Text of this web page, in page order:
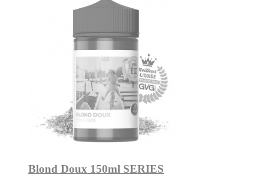
Blond Doux 150ml SERIES